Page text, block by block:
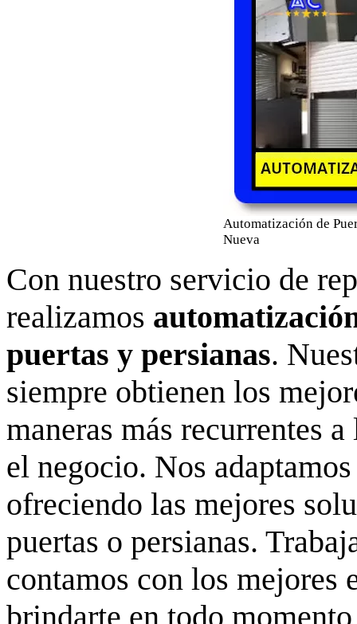
Automatización de
Nueva
Con nuestro servicio de
realizamos
puertas y persianas.
siempre obtienen los
maneras más recurrentes
el negocio. Nos
ofreciendo las mejores
puertas o persianas.
contamos con los mejores